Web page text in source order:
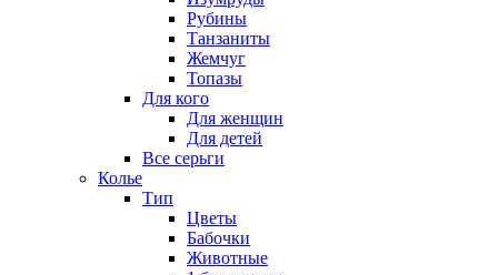
Рубины
Танзаниты
Жемчуг
Топазы
Для кого
Для женщин
Для детей
Все серьги
Колье
Тип
Цветы
Бабочки
Животные